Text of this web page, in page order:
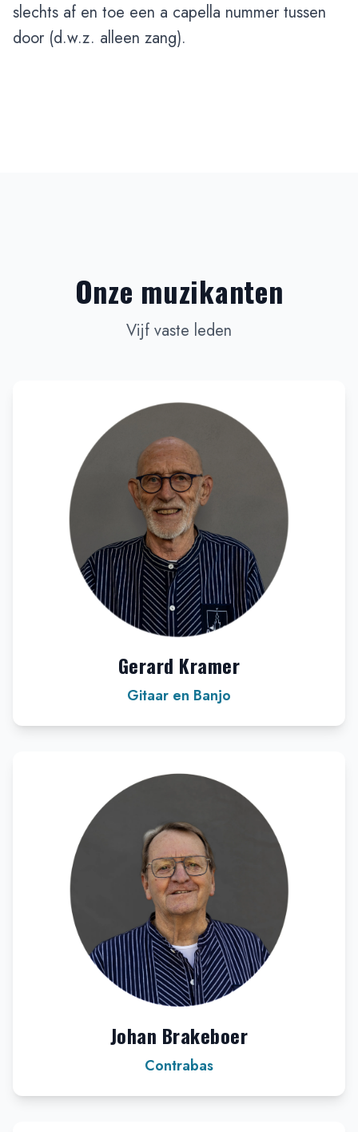
slechts af en toe een a capella nummer tussen
door (d.w.z. alleen zang).
Onze muzikanten
Vijf vaste leden
Gerard Kramer
Gitaar en Banjo
Johan Brakeboer
Contrabas